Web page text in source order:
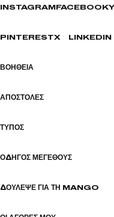
INSTAGRAM FACEBOOK
PINTERESTX LINKEDIN
ΒΟΉΘΕΙΑ
ΑΠΟΣΤΟΛΈΣ
ΤΎΠΟΣ
ΟΔΗΓΌΣ ΜΕΓΈΘΟΥΣ
ΔΟΎΛΕΨΕ ΓΙΑ ΤΗ MANGO